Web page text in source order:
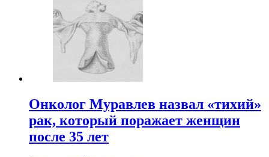
Онколог Муравлев назвал «тихий»
рак, который поражает женщин
после 35 лет